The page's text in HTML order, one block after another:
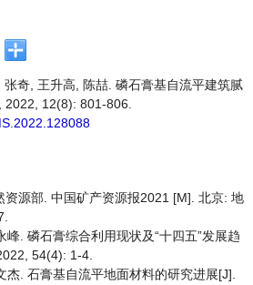
张奇, 王升高, 陈喆. 磷石膏基自流平建筑腻
12(8): 801-806.
资源部. 中国矿产资源报2021 [M]. 北京: 地
峰. 磷石膏综合利用现状及“十四五”发展趋
54(4): 1-4.
杰. 石膏基自流平地面材料的研究进展[J].